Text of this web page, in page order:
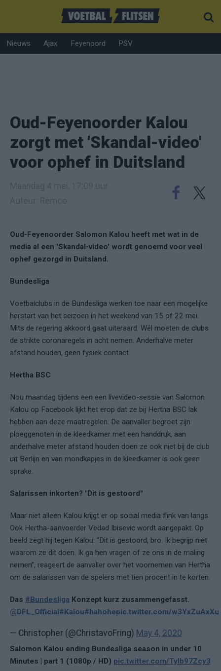
Nieuws Ajax Feyenoord PSV
Oud-Feyenoorder Kalou
zorgt met 'Skandal-video'
voor ophef in Duitsland
Oud-Feyenoorder Salomon Kalou heeft met wat in de
media al een 'Skandal-video' wordt genoemd voor veel
ophef gezorgd in Duitsland.
Bundesliga
Voetbalclubs in de Bundesliga werken toe naar een mogelijke
herstart van het seizoen in het weekend van 15 of 22 mei.
Mits de regering akkoord gaat uiteraard. Wél moeten de clubs
de strikte coronaregels in acht nemen. Anderhalve meter
afstand houden, geen fysiek contact.
Hertha BSC
Nou maandag tijdens een een livevideo-sessie van Salomon
Kalou op Facebook lijkt het erop dat ze bij Hertha BSC lak
hebben aan deze maatregelen. De aanvaller begroet zijn
ploeggenoten in de kleedkamer met een handdruk, aan
anderhalve meter afstand houden doen ze ook niet bij de club
uit Berlijn en van mondkapjes in de kleedkamer is ook geen
sprake.
Salarissen inkorten? "Dit is gestoord"
Maar niet alleen Kalou krijgt er op social media flink van langs.
Ook Hertha-aanvoerder Vedad Ibisevic wordt aangepakt. Op
beeld zegt hij tegen Kalou: “Dit is gestoord, bro. Ik begrijp niet
waarom ze dit doen. Ik ga hen vragen of ze ons in de maling
nemen”, reageert de aanvaller over het voornemen van Hertha
om de salarissen van de spelers met tien procent in te korten.
Das #Bundesliga Konzept kurz zusammengefasst.
@DFL_Official#Kalou#hahohepic.twitter.com/w3YxZuAxXu
— Christopher (@ChristavoFring) May 4, 2020
Salomon Kalou ending Bundesliga season in under 10
Minutes | part 1 (1080p / HD) pic.twitter.com/Tylb97Zcy3